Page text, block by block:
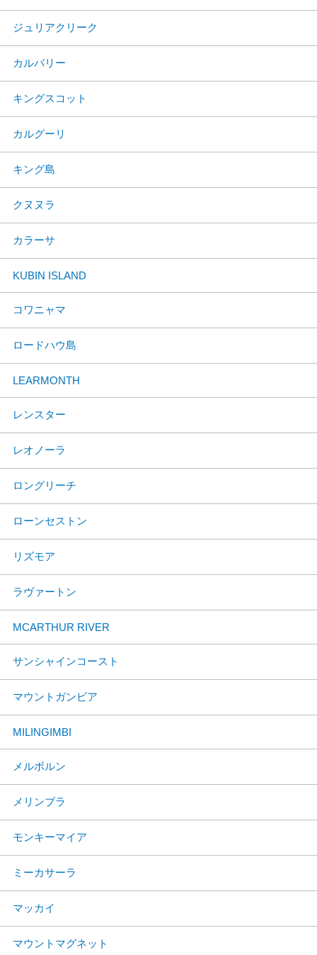
ジュリアクリーク
カルバリー
キングスコット
カルグーリ
キング島
クヌヌラ
カラーサ
KUBIN ISLAND
コワニャマ
ロードハウ島
LEARMONTH
レンスター
レオノーラ
ロングリーチ
ローンセストン
リズモア
ラヴァートン
MCARTHUR RIVER
サンシャインコースト
マウントガンビア
MILINGIMBI
メルボルン
メリンブラ
モンキーマイア
ミーカサーラ
マッカイ
マウントマグネット